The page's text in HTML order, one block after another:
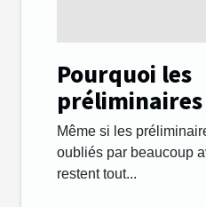
Pourquoi les
importants
rapports
Même si les
oubliés par beaucoup
restent tout...